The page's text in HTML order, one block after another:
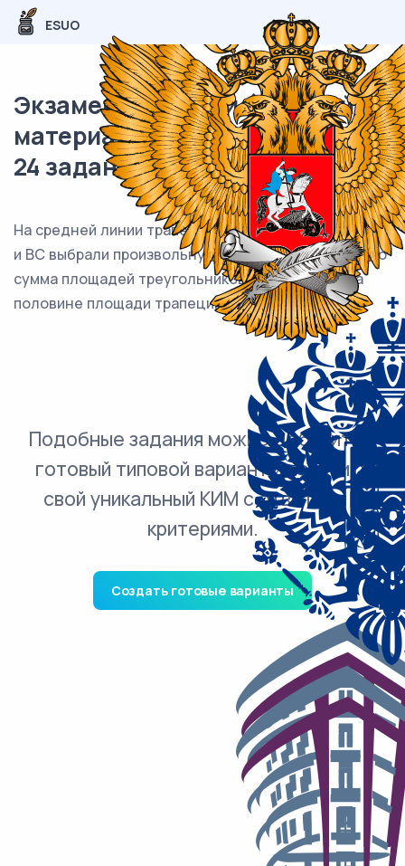
ESUO
Экзаменационный (типовой)
материал ОГЭ / Математика /
24 задания (24) / 88
На средней линии трапеции ABCD с основаниями AD
и BC выбрали произвольную точку F . Докажите, что
сумма площадей треугольников BFC и AFD равна
половине площади трапеции.
Подобные задания можно добавить в
готовый типовой вариант и получить
свой уникальный КИМ с ответами и
критериями.
Создать готовые варианты